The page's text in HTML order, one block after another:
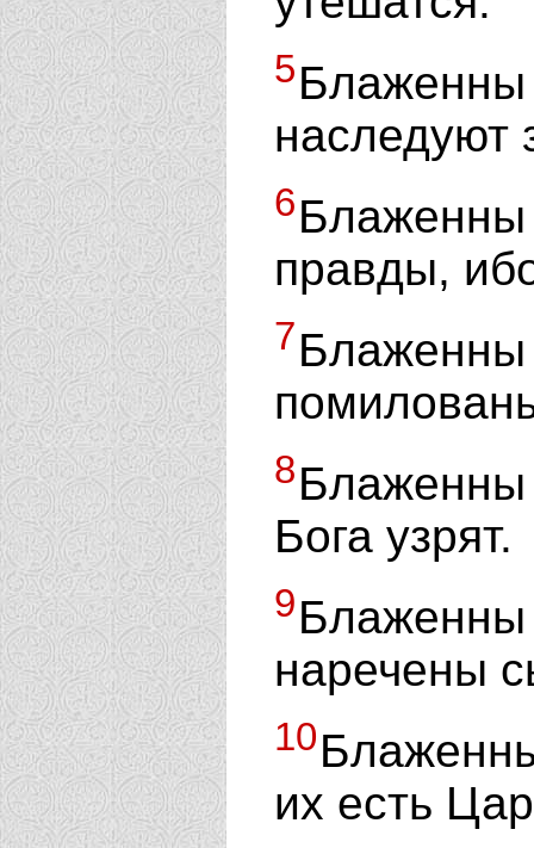
5
наследуют
6
правды,
7
8
Бога узрят.
9Блаженны
наречены
10
их есть